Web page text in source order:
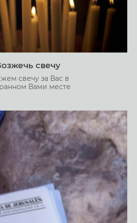
свечу
свечу за Вас в
Вами месте